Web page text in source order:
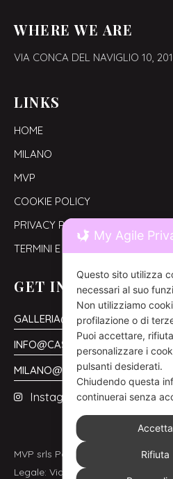
WHERE WE ARE
VIA CONCA DEL NAVIGLIO 10,
LINKS
HOME
MILANO
MVP
COOKIE POLICY
PRIVACY POLICY
TERMINI E CONDIZIONI
GET IN TOUCH
GALLERIA@CASAORNELLA.COM
INFO@CASAORNELLA.COM
MILANO@CASAORNELLA.COM
Instagram
MVP srls Partita Iva: 02340440516
Legale: Via Marcillat 3, 52100
My Agile
Questo sito utilizza
necessari al suo
Non utilizziamo
profilazione o di
Puoi accettare,
personalizzare i
pulsanti desiderati.
Chiudendo questa
continuerai senza
Accetta
Rifiuta